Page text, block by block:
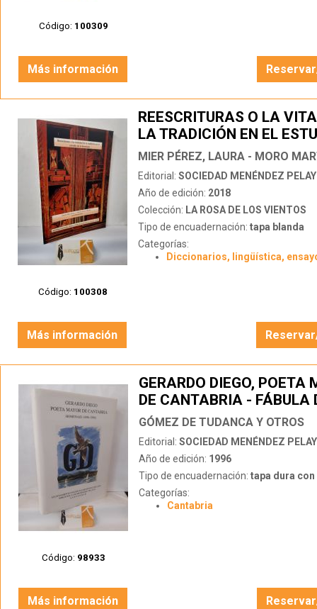
Código: 100309
Más información
Código: 100308
REESCRITURAS O LA
LA TRADICIÓN EN EL
LA LITERATURA
Editorial: SOCIEDAD MENÉNDEZ
Año de edición: 2018
Colección: LA ROSA DE LOS VIENTOS
Tipo de encuadernación: tapa blanda
Categorías:
Diccionarios, lingüística,
Más información
Código: 98933
GERARDO DIEGO, POETA
DE CANTABRIA - FÁBULA
Y ZEDA
GÓMEZ DE TUDANCA Y OTROS
Editorial: SOCIEDAD MENÉNDEZ
Año de edición: 1996
Tipo de encuadernación: tapa dura con
Categorías:
Cantabria
Más información